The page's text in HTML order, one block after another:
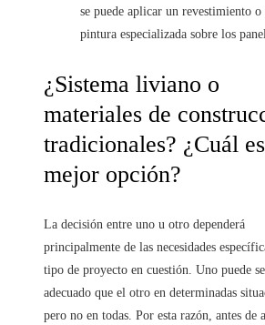
se puede aplicar un revestimiento o
pintura especializada sobre los
¿Sistema liviano o
materiales de
tradicionales? ¿Cuál
mejor opción?
La decisión entre uno u otro dependerá
principalmente de las necesidades
tipo de proyecto en cuestión. Uno puede
adecuado que el otro en determinadas
pero no en todas. Por esta razón, antes de